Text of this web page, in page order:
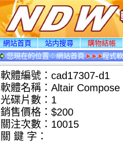
網站首頁 站内搜尋
購物結帳
您現在的位置：網站首頁 程式
軟體編號：cad17307-d1
軟體名稱：Altair
光碟片數：1
銷售價格：$200
關注次數： 10015
關 鍵 字：